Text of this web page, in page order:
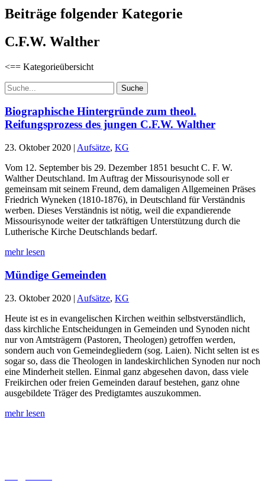
Beiträge folgender Kategorie
C.F.W. Walther
<== Kategorieübersicht
Suchen
nach:
Biographische Hintergründe zum theol.
Reifungsprozess des jungen C.F.W. Walther
23. Oktober 2020 | Aufsätze, KG
Vom 12. September bis 29. Dezember 1851 besucht C. F. W.
Walther Deutschland. Im Auftrag der Missourisynode soll er
gemeinsam mit seinem Freund, dem damaligen Allgemeinen Präses
Friedrich Wyneken (1810-1876), in Deutschland für Verständnis
werben. Dieses Verständnis ist nötig, weil die expandierende
Missourisynode weiter der tatkräftigen Unterstützung durch die
Lutherische Kirche Deutschlands bedarf.
mehr lesen
Mündige Gemeinden
23. Oktober 2020 | Aufsätze, KG
Heute ist es in evangelischen Kirchen weithin selbstverständlich,
dass kirchliche Entscheidungen in Gemeinden und Synoden nicht
nur von Amtsträgern (Pastoren, Theologen) getroffen werden,
sondern auch von Gemeindegliedern (sog. Laien). Nicht selten ist es
sogar so, dass die Theologen in landeskirchlichen Synoden nur noch
eine Minderheit stellen. Einmal ganz abgesehen davon, dass viele
Freikirchen oder freien Gemeinden darauf bestehen, ganz ohne
ausgebildete Träger des Predigtamtes auszukommen.
mehr lesen